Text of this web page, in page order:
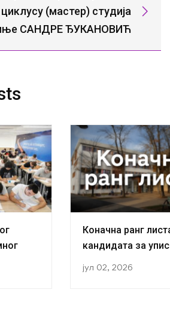
(мастер) студија
САНДРЕ ЂУКАНОВИЋ
Коначна ранг
кандидата за
јул 02, 2026